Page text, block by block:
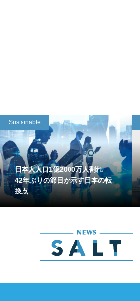
Sustainable
日本人人口1億2000万人割れ
42年ぶりの節目が示す日本の転
換点